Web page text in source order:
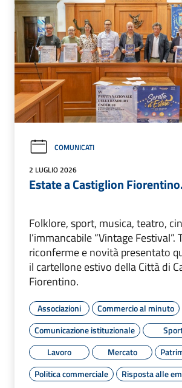
COMUNICATI
2 LUGLIO 2026
Estate a Castiglion Fiorentino.
Folklore, sport, musica, teatro,
l’immancabile “Vintage Festival”.
riconferme e novità presentato
il cartellone estivo della Città di
Fiorentino.
Associazioni
Commercio al minuto
Comunicazione istituzionale
Lavoro
Mercato
Politica commerciale
Risposta alle